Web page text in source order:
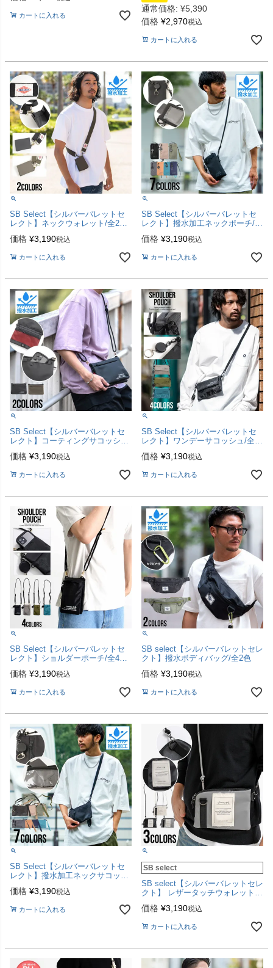
カートに入れる
通常価格: ¥5,390
価格 ¥2,970税込
カートに入れる
SB Select【シルバーバレットセ
レクト】ネックウォレット/全2色
価格 ¥3,190税込
カートに入れる
SB Select【シルバーバレットセ
レクト】撥水加工ネックポーチ/全
価格 ¥3,190税込
カートに入れる
SB Select【シルバーバレットセ
レクト】コーティングサコッシュ/
価格 ¥3,190税込
カートに入れる
SB Select【シルバーバレットセ
レクト】ワンデーサコッシュ/全4
価格 ¥3,190税込
カートに入れる
SB Select【シルバーバレットセ
レクト】ショルダーポーチ/全4色
価格 ¥3,190税込
カートに入れる
SB select【シルバーバレットセレ
クト】撥水ボディバッグ/全2色
価格 ¥3,190税込
カートに入れる
SB Select【シルバーバレットセ
レクト】撥水加工ネックサコッシ
価格 ¥3,190税込
カートに入れる
SB select
SB select【シルバーバレットセレ
クト】 レザータッチウォレットシ
対応】
価格 ¥3,190税込
カートに入れる